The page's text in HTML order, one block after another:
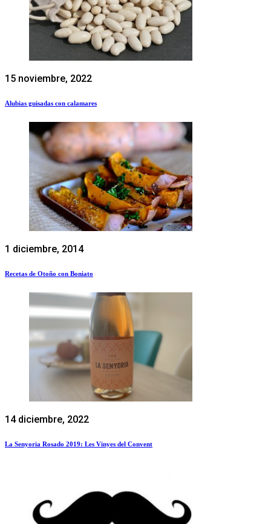
15 noviembre, 2022
Alubias guisadas con calamares
1 diciembre, 2014
Recetas de Otoño con Boniato
14 diciembre, 2022
La Senyoria Rosado 2019: Les Vinyes del Convent